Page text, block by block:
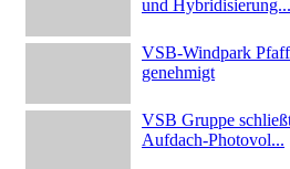
und Hybridisierung...
VSB-Windpark
genehmigt
VSB Gruppe
Aufdach-Photovol...